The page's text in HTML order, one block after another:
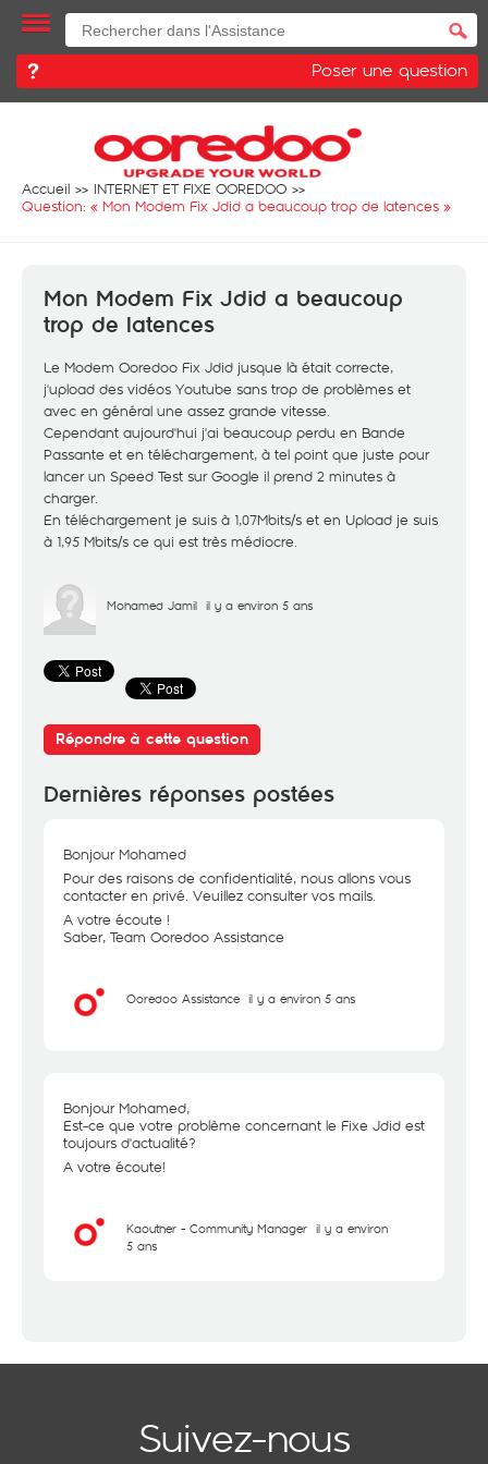
Poser une question
Accueil
INTERNET ET FIXE OOREDOO
Question: « Mon Modem Fix Jdid a beaucoup trop de latences »
Mon Modem Fix Jdid a beaucoup
trop de latences
Le Modem Ooredoo Fix Jdid jusque là était correcte,
j'upload des vidéos Youtube sans trop de problèmes et
avec en général une assez grande vitesse.
Cependant aujourd'hui j'ai beaucoup perdu en Bande
Passante et en téléchargement, à tel point que juste pour
lancer un Speed Test sur Google il prend 2 minutes à
charger.
En téléchargement je suis à 1,07Mbits/s et en Upload je suis
à 1,95 Mbits/s ce qui est très médiocre.
Mohamed Jamil il y a environ 5 ans
Répondre à cette question
Dernières réponses postées
Bonjour Mohamed
Pour des raisons de confidentialité, nous allons vous
contacter en privé. Veuillez consulter vos mails.
A votre écoute !
Saber, Team Ooredoo Assistance
Ooredoo Assistance il y a environ 5 ans
Bonjour Mohamed,
Est-ce que votre problème concernant le Fixe Jdid est
toujours d'actualité?
A votre écoute!
Kaouther - Community Manager il y a environ
5 ans
Suivez-nous